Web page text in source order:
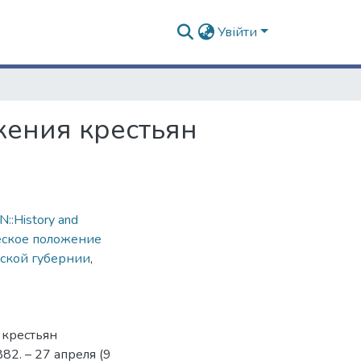
Увійти
крестьян
and
положение
губернии,
– 27 апреля (9